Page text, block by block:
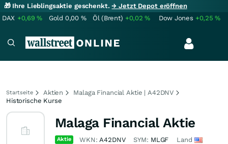
🎁 Ihre Lieblingsaktie geschenkt.→ Jetzt Depot eröffnen
DAX +0,69% Gold 0,00 % Öl (Brent) +0,02% Dow Jones +0,25%
Startseite Aktien
Malaga Financial Aktie | A42DNV
Historische Kurse
Malaga Financial Aktie
Aktie WKN:A42DNV SYM: MLGF Land